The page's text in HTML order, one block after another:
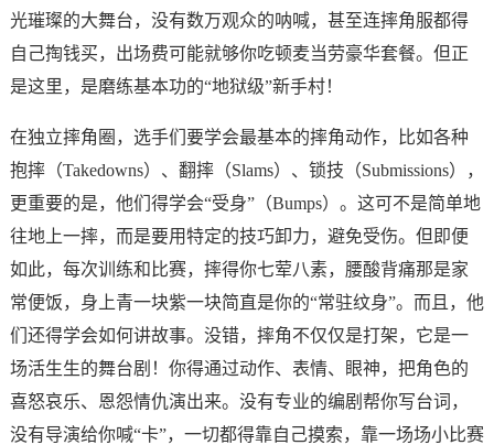
光璀璨的大舞台，没有数万观众的呐喊，甚至连摔角服都得
自己掏钱买，出场费可能就够你吃顿麦当劳豪华套餐。但正
是这里，是磨练基本功的“地狱级”新手村！
在独立摔角圈，选手们要学会最基本的摔角动作，比如各种
抱摔（Takedowns）、翻摔（Slams）、锁技（Submissions），
更重要的是，他们得学会“受身”（Bumps）。这可不是简单地
往地上一摔，而是要用特定的技巧卸力，避免受伤。但即便
如此，每次训练和比赛，摔得你七荤八素，腰酸背痛那是家
常便饭，身上青一块紫一块简直是你的“常驻纹身”。而且，他
们还得学会如何讲故事。没错，摔角不仅仅是打架，它是一
场活生生的舞台剧！你得通过动作、表情、眼神，把角色的
喜怒哀乐、恩怨情仇演出来。没有专业的编剧帮你写台词，
没有导演给你喊“卡”，一切都得靠自己摸索，靠一场场小比赛